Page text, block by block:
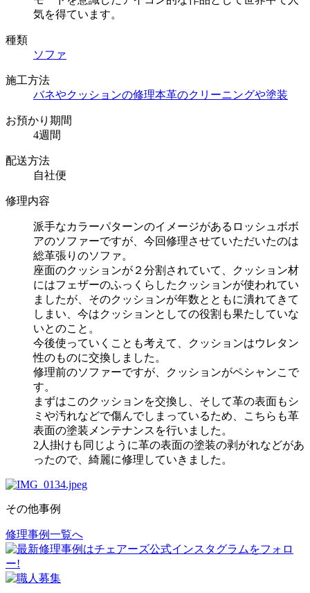
気を得ています。
種類
ソファ
施工方法
バネやクッションの修理本革のクリーニングや塗装
お預かり期間
4週間
配送方法
自社便
修理内容
派手なカラーパターンのイメージがあるロッシュボボ
アのソファーですが、今回修理させていただいたのは
総革張りのソファ。
座面のクッションが２分割されていて、クッション材
にはフェザーのふっくらしたクッションが使われてい
ましたが、そのクッションが年数とともに潰れてきて
しまい、今はクッションとしての役割も果たしていな
いとのこと。
今後使っていくことも考えて、クッションはウレタン
性のものに交換しました。
修理前のソファーですが、クッションがペシャンこで
す。
まずはこのクッションを交換し、そして革の表面もシ
ミや汚れなどで傷んでしまっているため、こちらも革
表面の塗装メンテナンスを行いました。
2人掛けも同じように革の表面の塗装の剥がれなどがあ
ったので、綺麗に修理していきました。
その他事例
投
稿
ナ
修理事例一覧へ